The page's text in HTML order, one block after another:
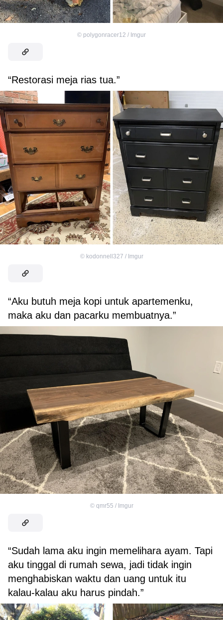
© polygonracer12 / Imgur
“Restorasi meja rias tua.”
© kodonnell327 / Imgur
“Aku butuh meja kopi untuk apartemenku,
maka aku dan pacarku membuatnya.”
© qmr55 / Imgur
“Sudah lama aku ingin memelihara ayam. Tapi
aku tinggal di rumah sewa, jadi tidak ingin
menghabiskan waktu dan uang untuk itu
kalau-kalau aku harus pindah.”